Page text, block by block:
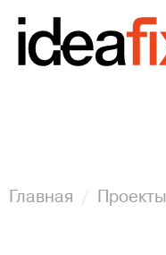
Главная Проекты